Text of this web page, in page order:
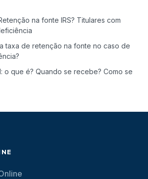
na fonte IRS? Titulares com
taxa de retenção na fonte no caso de
o que é? Quando se recebe? Como se